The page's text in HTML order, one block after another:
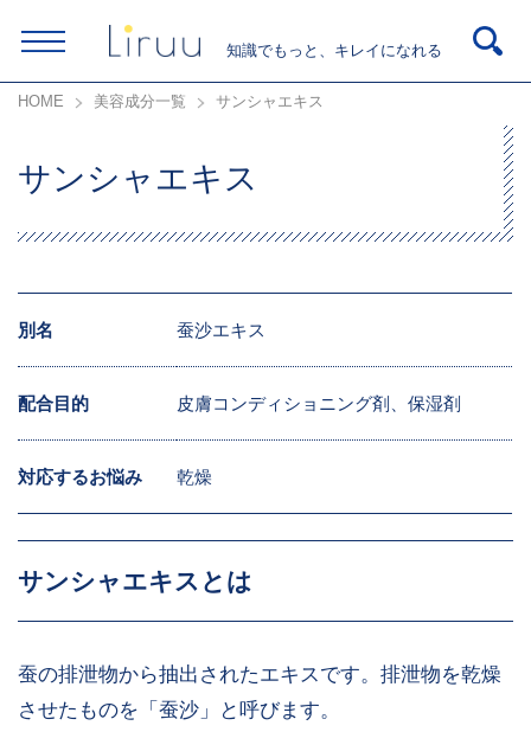
知識でもっと、キレイになれる
HOME 美容成分一覧 サンシャエキス
サンシャエキス
別名 蚕沙エキス
配合目的 皮膚コンディショニング剤、保湿剤
対応するお悩み 乾燥
サンシャエキスとは
蚕の排泄物から抽出されたエキスです。排泄物を乾燥
させたものを「蚕沙」と呼びます。